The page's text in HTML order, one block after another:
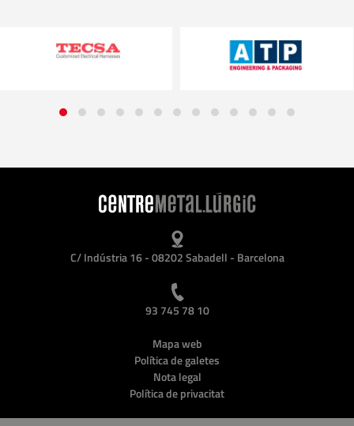
C/ Indústria 16 - 08202 Sabadell - Barcelona
93 745 78 10
Mapa web
Política de galetes
Nota legal
Política de privacitat